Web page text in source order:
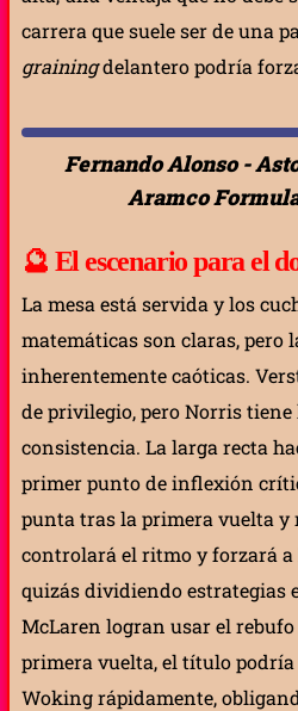
carrera que suele ser de una
grainingdelantero podría
Fernando Alonso -
Aramco
🔮 El escenario para el
La mesa está servida y los
matemáticas son claras, pero
inherentemente caóticas.
de privilegio, pero Norris
consistencia. La larga recta
primer punto de inflexión
punta tras la primera vuelta y
controlará el ritmo y forzará a
quizás dividiendo estrategias
McLaren logran usar el
primera vuelta, el título podría
Woking rápidamente,